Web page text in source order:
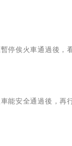
停俟火車通過後，
能安全通過後，再